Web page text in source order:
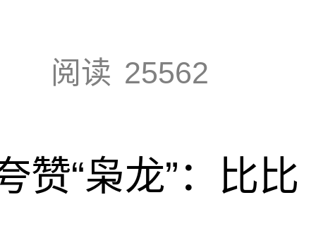
阅读 25562
赞“枭龙”：比比